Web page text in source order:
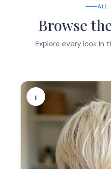
ALL
Browse
Explore every look in
1